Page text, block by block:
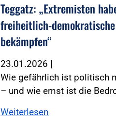
Teggatz: „Extremisten
freiheitlich-
bekämpfen“
23.01.2026 |
Wie gefährlich ist politisch
– und wie ernst ist die
Weiterlesen